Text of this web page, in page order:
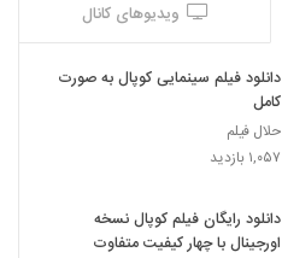
ویدیوهای کانال
دانلود فیلم سینمایی کوپال به صورت
کامل
حلال فیلم
۱,۰۵۷ بازدید
دانلود رایگان فیلم کوپال نسخه
اورجینال با چهار کیفیت متفاوت